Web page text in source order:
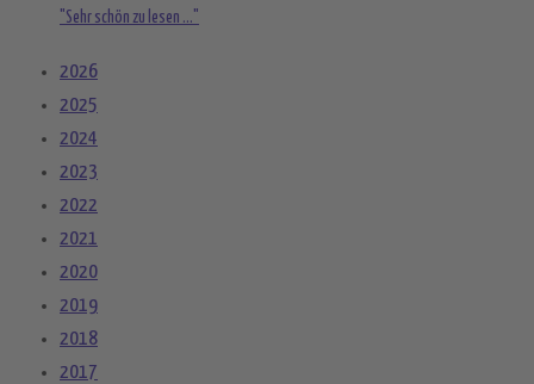
"Sehr schön zu lesen ..."
2026
2025
2024
2023
2022
2021
2020
2019
2018
2017